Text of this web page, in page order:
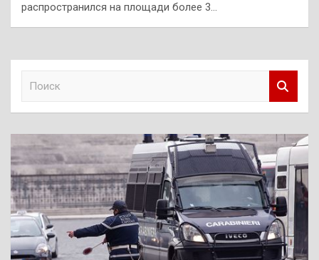
распространился на площади более 3…
к